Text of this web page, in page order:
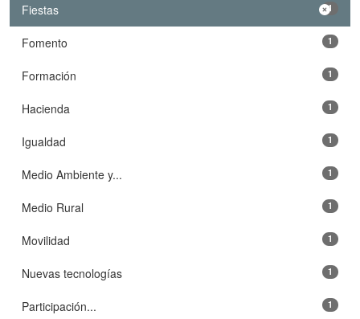
Fiestas 1
Fomento 1
Formación 1
Hacienda 1
Igualdad 1
Medio Ambiente y... 1
Medio Rural 1
Movilidad 1
Nuevas tecnologías 1
Participación... 1